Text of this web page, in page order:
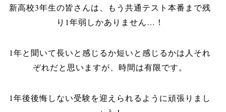
新高校3年生の皆さんは、もう共通テスト本番まで残
り1年弱しかありません…！
1年と聞いて長いと感じるか短いと感じるかは人それ
ぞれだと思いますが、時間は有限です。
1年後後悔しない受験を迎えられるように頑張りまし